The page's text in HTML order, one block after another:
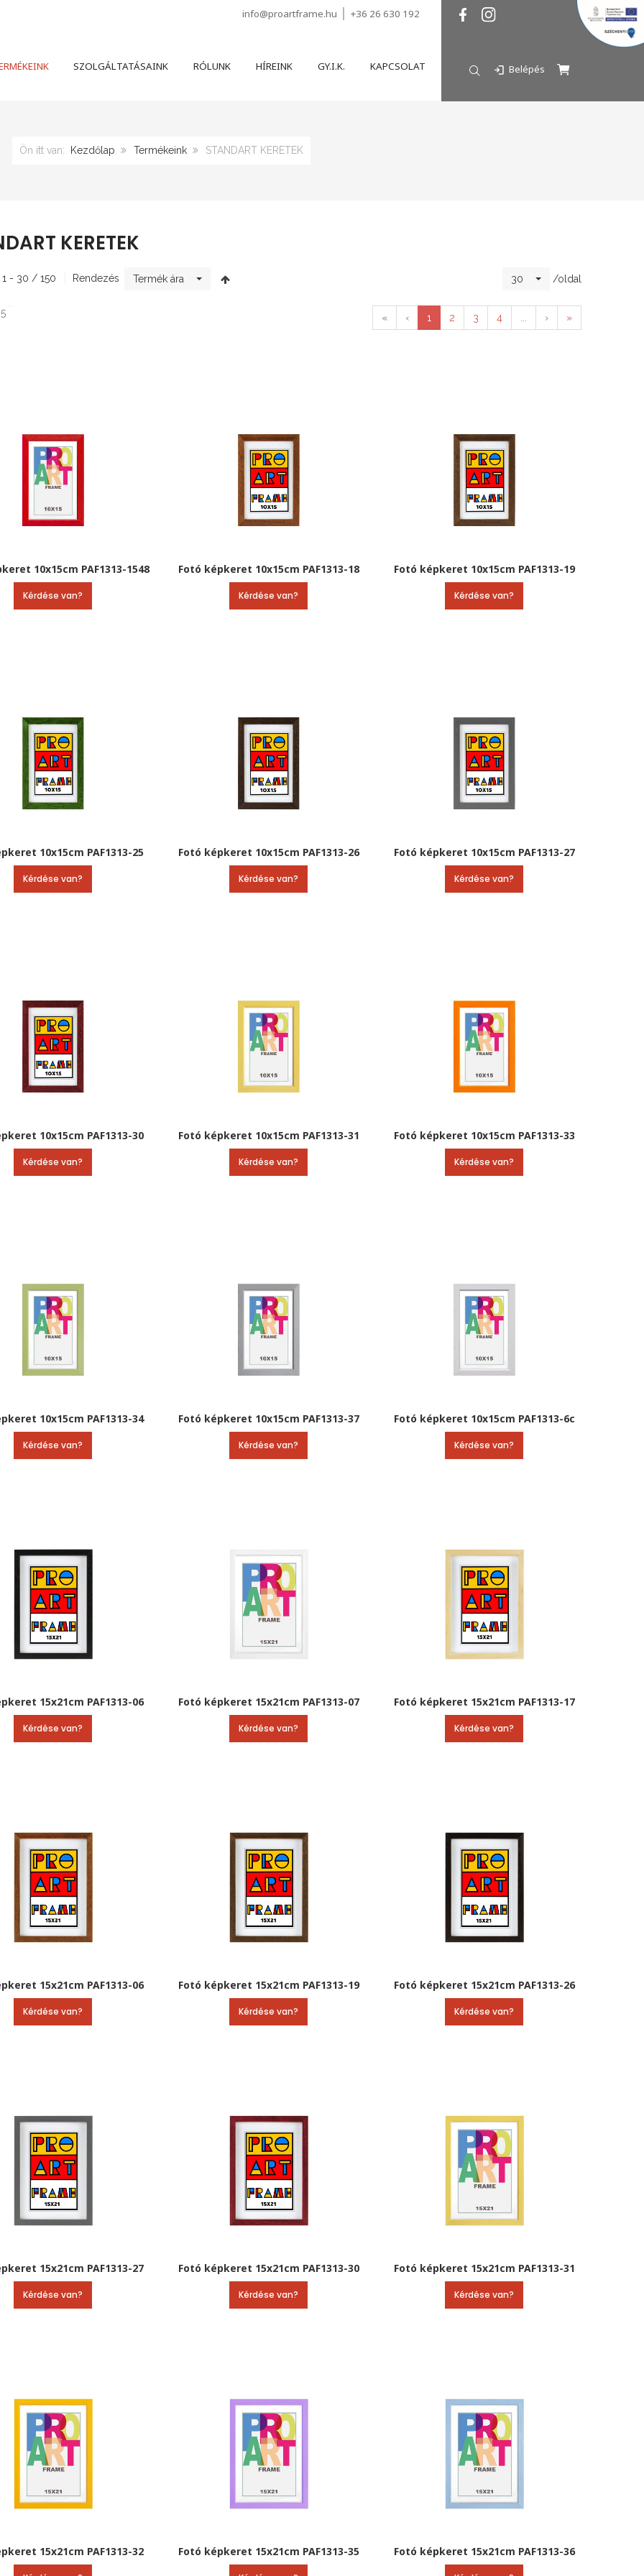
info@proartframe.hu +36 26 630 192
SZOLGÁLTATÁSAINK RÓLUNK HÍREINK GY.I.K. KAPCSOLAT Belépés
Ön itt van: Kezdőlap Termékeink STANDART KERETEK
KERETEK
1 - 30 / 150 Rendezés Termék ára 30 /oldal
« ‹ 1 2 3 4 › »
10x15cm PAF1313-1548
Kérdése van?
Fotó képkeret 10x15cm PAF1313-18
Kérdése van?
Fotó képkeret 10x15cm PAF1313-19
Kérdése van?
10x15cm PAF1313-25
Kérdése van?
Fotó képkeret 10x15cm PAF1313-26
Kérdése van?
Fotó képkeret 10x15cm PAF1313-27
Kérdése van?
10x15cm PAF1313-30
Kérdése van?
Fotó képkeret 10x15cm PAF1313-31
Kérdése van?
Fotó képkeret 10x15cm PAF1313-33
Kérdése van?
10x15cm PAF1313-34
Kérdése van?
Fotó képkeret 10x15cm PAF1313-37
Kérdése van?
Fotó képkeret 10x15cm PAF1313-6c
Kérdése van?
15x21cm PAF1313-06
Kérdése van?
Fotó képkeret 15x21cm PAF1313-07
Kérdése van?
Fotó képkeret 15x21cm PAF1313-17
Kérdése van?
15x21cm PAF1313-06
Kérdése van?
Fotó képkeret 15x21cm PAF1313-19
Kérdése van?
Fotó képkeret 15x21cm PAF1313-26
Kérdése van?
15x21cm PAF1313-27
Kérdése van?
Fotó képkeret 15x21cm PAF1313-30
Kérdése van?
Fotó képkeret 15x21cm PAF1313-31
Kérdése van?
15x21cm PAF1313-32 Fotó képkeret 15x21cm PAF1313-35 Fotó képkeret 15x21cm PAF1313-36